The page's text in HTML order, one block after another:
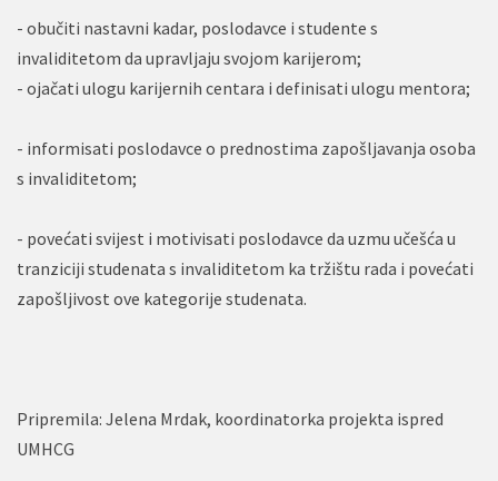
- obučiti nastavni kadar, poslodavce i studente s
invaliditetom da upravljaju svojom karijerom;
- ojačati ulogu karijernih centara i definisati ulogu mentora;
- informisati poslodavce o prednostima zapošljavanja osoba
s invaliditetom;
- povećati svijest i motivisati poslodavce da uzmu učešća u
tranziciji studenata s invaliditetom ka tržištu rada i povećati
zapošljivost ove kategorije studenata.
Pripremila: Jelena Mrdak, koordinatorka projekta ispred
UMHCG